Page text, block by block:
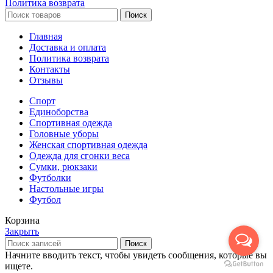
Политика возврата
Поиск
Главная
Доставка и оплата
Политика возврата
Контакты
Отзывы
Спорт
Единоборства
Cпортивная одежда
Головные уборы
Женская спортивная одежда
Одежда для сгонки веса
Сумки, рюкзаки
Футболки
Настольные игры
Футбол
Корзина
Закрыть
Поиск
Начните вводить текст, чтобы увидеть сообщения, которые вы
ищете.